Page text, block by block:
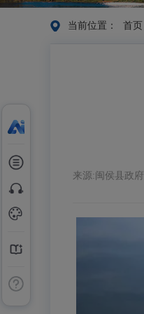
当前位置： 首页
来源:闽侯县政府